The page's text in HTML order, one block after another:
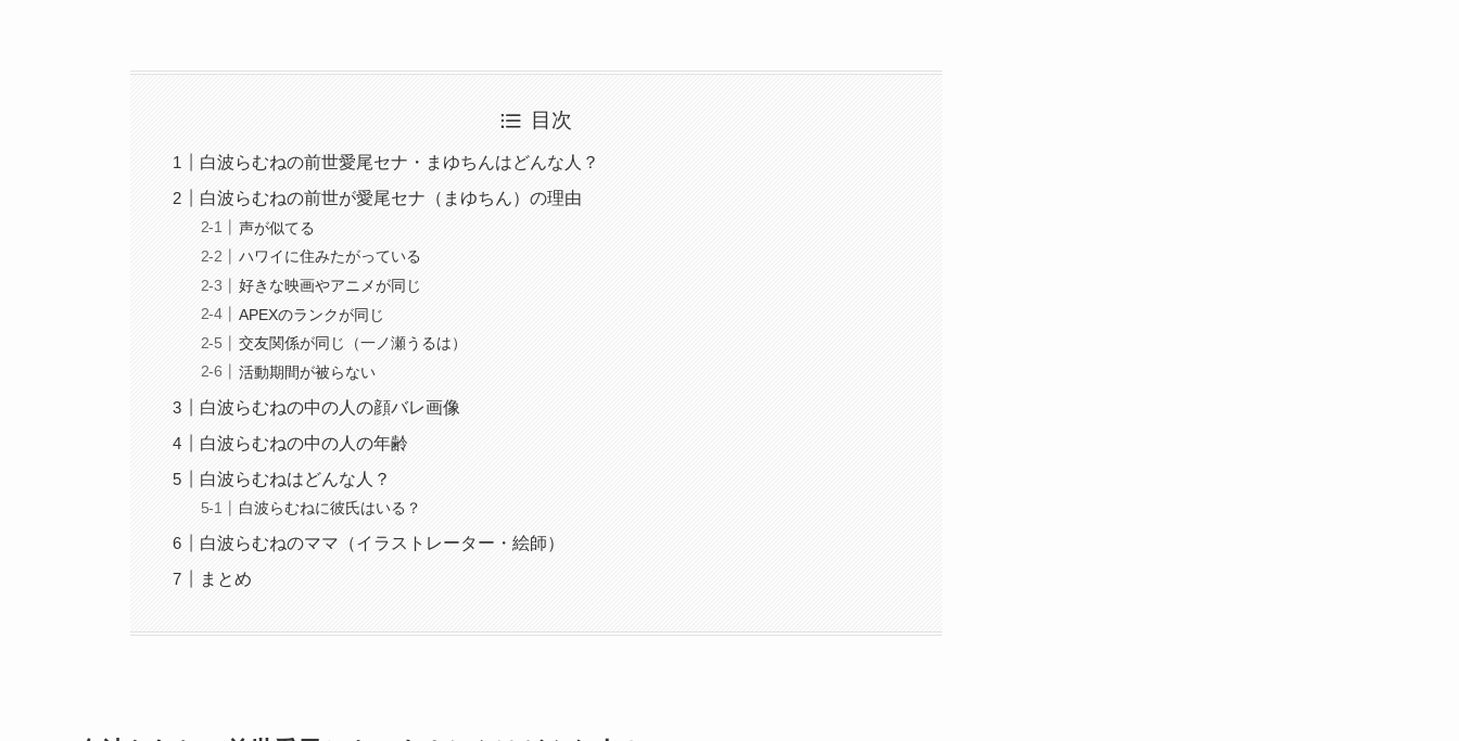
目次
白波らむねの前世愛尾セナ・まゆちんはどんな人？
白波らむねの前世が愛尾セナ（まゆちん）の理由
声が似てる
ハワイに住みたがっている
好きな映画やアニメが同じ
APEXのランクが同じ
交友関係が同じ（一ノ瀬うるは）
活動期間が被らない
白波らむねの中の人の顔バレ画像
白波らむねの中の人の年齢
白波らむねはどんな人？
白波らむねに彼氏はいる？
白波らむねのママ（イラストレーター・絵師）
まとめ